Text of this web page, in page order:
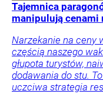
Tajemnica
manipulują cenami
Narzekanie na ceny
częścią naszego
głupota turystów,
dodawania do stu.
uczciwa strategia